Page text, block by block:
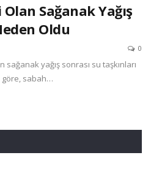
Sağanak Yağış
Oldu
0
yağış sonrası su taşkınları
göre, sabah…